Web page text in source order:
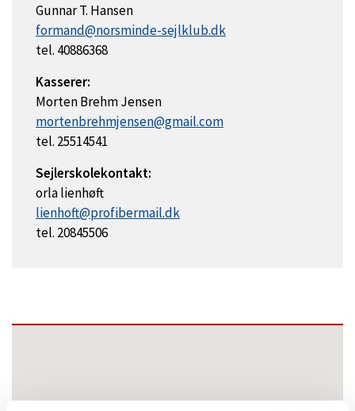
Gunnar T. Hansen
formand@norsminde-sejlklub.dk
tel. 40886368
Kasserer:
Morten Brehm Jensen
mortenbrehmjensen@gmail.com
tel. 25514541
Sejlerskolekontakt:
orla lienhøft
lienhoft@profibermail.dk
tel. 20845506